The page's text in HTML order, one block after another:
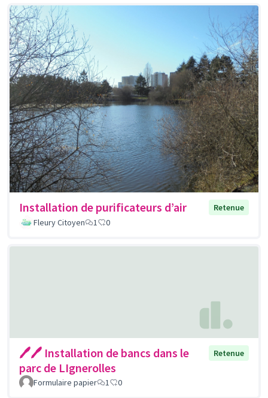
Installation de purificateurs d’air
Retenue
Fleury Citoyen
1 0
🖊🖊 Installation de bancs dans le
parc de LIgnerolles
Retenue
Formulaire papier 1 0